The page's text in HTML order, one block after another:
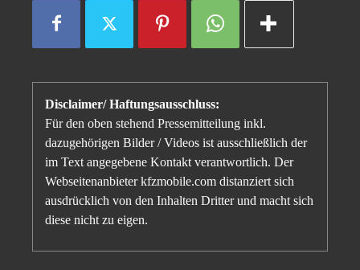
Disclaimer/ Haftungsausschluss:
Für den oben stehend Pressemitteilung inkl.
dazugehörigen Bilder / Videos ist ausschließlich der
im Text angegebene Kontakt verantwortlich. Der
Webseitenanbieter kfzmobile.com distanziert sich
ausdrücklich von den Inhalten Dritter und macht sich
diese nicht zu eigen.